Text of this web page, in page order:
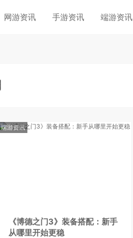
网游资讯 手游资讯 端游资讯
端游资讯
《博德之门3》装备搭配：新手
从哪里开始更稳